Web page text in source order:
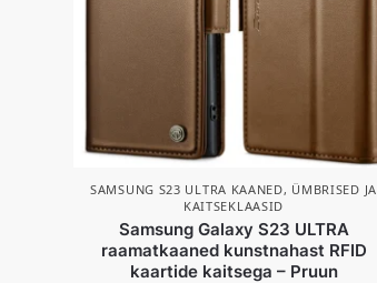
SAMSUNG S23 ULTRA KAANED, ÜMBRISED JA
KAITSEKLAASID
Samsung Galaxy S23 ULTRA
raamatkaaned kunstnahast RFID
kaartide kaitsega – Pruun